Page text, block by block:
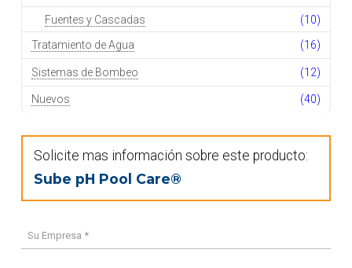
Fuentes y Cascadas
(10)
Tratamiento de Agua
(16)
Sistemas de Bombeo (12)
Nuevos (40)
Solicite mas información sobre este producto:
Sube pH Pool Care®